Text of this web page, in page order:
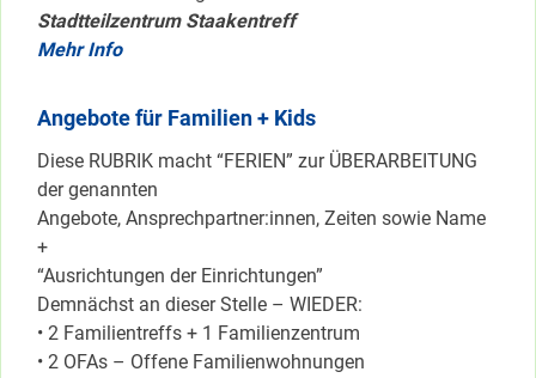
Stadtteilzentrum Staakentreff
Mehr Info
Angebote für Familien + Kids
Diese RUBRIK macht “FERIEN” zur ÜBERARBEITUNG
der genannten
Angebote, Ansprechpartner:innen, Zeiten sowie Name
+
“Ausrichtungen der Einrichtungen”
Demnächst an dieser Stelle – WIEDER:
• 2 Familientreffs + 1 Familienzentrum
• 2 OFAs – Offene Familienwohnungen